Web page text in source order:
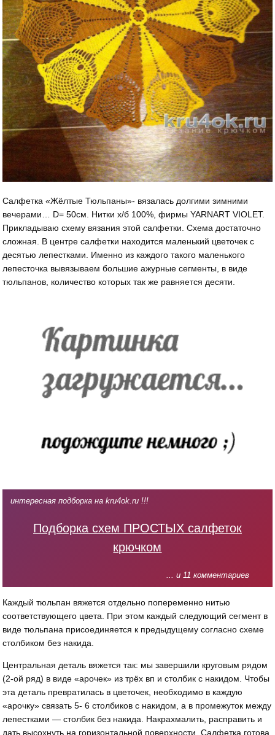
Салфетка «Жёлтые Тюльпаны»- вязалась долгими зимними
вечерами… D= 50см. Нитки х/б 100%, фирмы YARNART VIOLET.
Прикладываю схему вязания этой салфетки. Схема достаточно
сложная. В центре салфетки находится маленький цветочек с
десятью лепестками. Именно из каждого такого маленького
лепесточка вывязываем большие ажурные сегменты, в виде
тюльпанов, количество которых так же равняется десяти.
интересная подборка на kru4ok.ru !!!
Подборка схем ПРОСТЫХ салфеток
крючком
... и 11 комментариев
Каждый тюльпан вяжется отдельно попеременно нитью
соответствующего цвета. При этом каждый следующий сегмент в
виде тюльпана присоединяется к предыдущему согласно схеме
столбиком без накида.
Центральная деталь вяжется так: мы завершили круговым рядом
(2-ой ряд) в виде «арочек» из трёх вп и столбик с накидом. Чтобы
эта деталь превратилась в цветочек, необходимо в каждую
«арочку» связать 5- 6 столбиков с накидом, а в промежуток между
лепестками — столбик без накида. Накрахмалить, расправить и
дать высохнуть на горизонтальной поверхности. Салфетка готова,